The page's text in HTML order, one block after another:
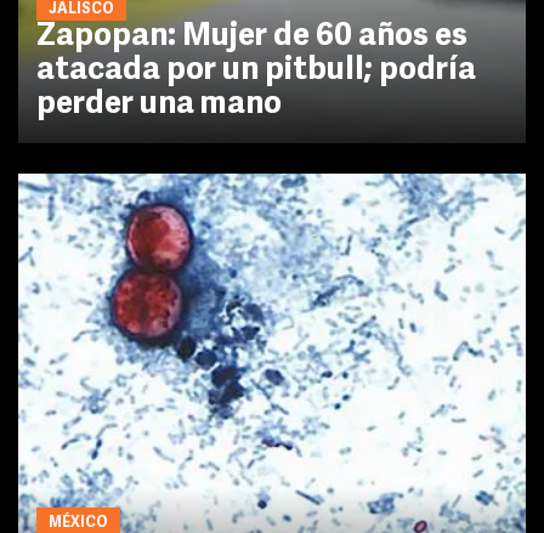
JALISCO
Zapopan: Mujer de 60 años es
atacada por un pitbull; podría
perder una mano
MÉXICO